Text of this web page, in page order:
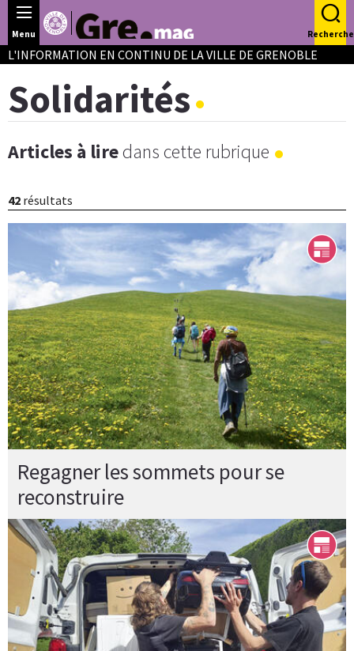
Panneau de gestion des cookies
Menu Recherche
L'INFORMATION EN CONTINU DE LA VILLE DE GRENOBLE
Solidarités
Articles à liredans cette rubrique
42 résultats
Regagner les sommets pour se
reconstruire